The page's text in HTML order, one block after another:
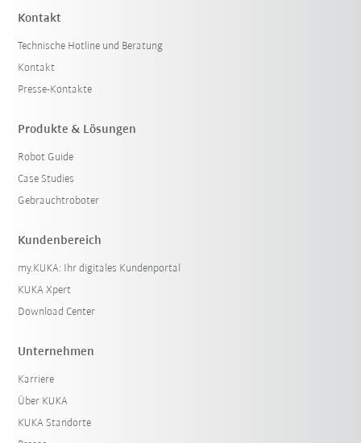
Kontakt
Technische Hotline und Beratung
Kontakt
Presse-Kontakte
Produkte & Lösungen
Robot Guide
Case Studies
Gebrauchtroboter
Kundenbereich
my.KUKA: Ihr digitales Kundenportal
KUKA Xpert
Download Center
Unternehmen
Karriere
Über KUKA
KUKA Standorte